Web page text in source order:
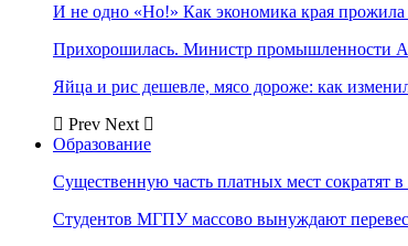
И не одно «Но!» Как экономика края
Прихорошилась. Министр промышленности
Яйца и рис дешевле, мясо дороже: как
Prev Next
Образование
Существенную часть платных мест сократят в
Студентов МГПУ массово вынуждают